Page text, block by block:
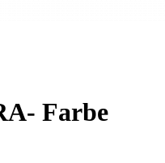
Farbe